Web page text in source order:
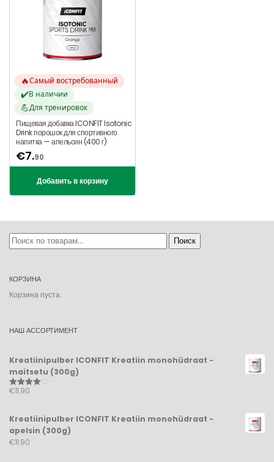
🔥Самый востребованный
✔️В наличии
💪Для тренировок
Пищевая добавка ICONFIT Isotonic
Drink порошок для спортивного
напитка — апельсин (400 г)
€7.90
Добавить в корзину
Искать: Поиск
КОРЗИНА
Корзина пуста.
НАШ АССОРТИМЕНТ
Kreatiinipulber ICONFIT Kreatiin monohüdraat -
maitsetu (300g)
Оценка
€11.90
Kreatiinipulber ICONFIT Kreatiin monohüdraat -
apelsin (300g)
€11.90